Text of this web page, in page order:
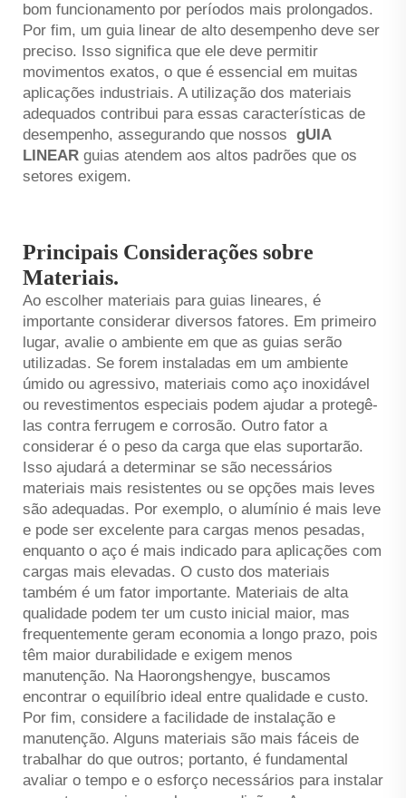
bom funcionamento por períodos mais prolongados.
Por fim, um guia linear de alto desempenho deve ser
preciso. Isso significa que ele deve permitir
movimentos exatos, o que é essencial em muitas
aplicações industriais. A utilização dos materiais
adequados contribui para essas características de
desempenho, assegurando que nossos gUIA
LINEAR guias atendem aos altos padrões que os
setores exigem.
Principais Considerações sobre
Materiais.
Ao escolher materiais para guias lineares, é
importante considerar diversos fatores. Em primeiro
lugar, avalie o ambiente em que as guias serão
utilizadas. Se forem instaladas em um ambiente
úmido ou agressivo, materiais como aço inoxidável
ou revestimentos especiais podem ajudar a protegê-
las contra ferrugem e corrosão. Outro fator a
considerar é o peso da carga que elas suportarão.
Isso ajudará a determinar se são necessários
materiais mais resistentes ou se opções mais leves
são adequadas. Por exemplo, o alumínio é mais leve
e pode ser excelente para cargas menos pesadas,
enquanto o aço é mais indicado para aplicações com
cargas mais elevadas. O custo dos materiais
também é um fator importante. Materiais de alta
qualidade podem ter um custo inicial maior, mas
frequentemente geram economia a longo prazo, pois
têm maior durabilidade e exigem menos
manutenção. Na Haorongshengye, buscamos
encontrar o equilíbrio ideal entre qualidade e custo.
Por fim, considere a facilidade de instalação e
manutenção. Alguns materiais são mais fáceis de
trabalhar do que outros; portanto, é fundamental
avaliar o tempo e o esforço necessários para instalar